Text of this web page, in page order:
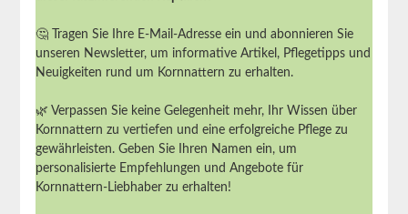
🤔 Tragen Sie Ihre E-Mail-Adresse ein und abonnieren Sie
unseren Newsletter, um informative Artikel, Pflegetipps und
Neuigkeiten rund um Kornnattern zu erhalten.
🌿 Verpassen Sie keine Gelegenheit mehr, Ihr Wissen über
Kornnattern zu vertiefen und eine erfolgreiche Pflege zu
gewährleisten. Geben Sie Ihren Namen ein, um
personalisierte Empfehlungen und Angebote für
Kornnattern-Liebhaber zu erhalten!